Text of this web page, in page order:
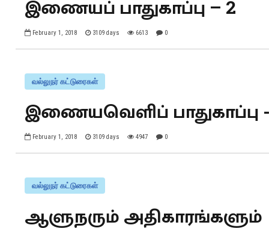
இணையப் பாதுகாப்பு – 2
February 1, 2018 3109 days 6613 0
வல்லுநர் கட்டுரைகள்
இணையவெளிப் பாதுகாப்பு -
February 1, 2018 3109 days 4947 0
வல்லுநர் கட்டுரைகள்
ஆளுநரும் அதிகாரங்களும்